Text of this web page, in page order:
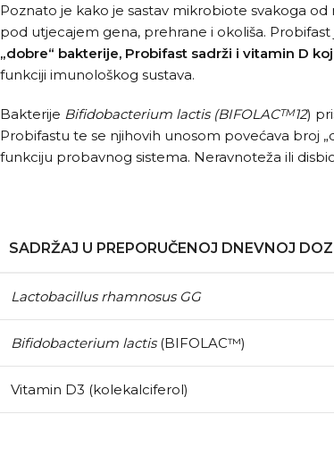
Poznato je kako je sastav mikrobiote svakoga
pod utjecajem gena, prehrane i okoliša.
„dobre“ bakterije, Probifast sadrži i vitamin D
funkciji imunološkog sustava.
Bakterije Bifidobacterium lactis (BIFOLACTM12)
Probifastu te se njihovih unosom povećava broj
funkciju probavnog sistema. Neravnoteža ili
SADRŽAJ U PREPORUČENOJ DNEVNOJ
Lactobacillus rhamnosus GG
Bifidobacterium lactis(BIFOLAC™)
Vitamin D3 (kolekalciferol)